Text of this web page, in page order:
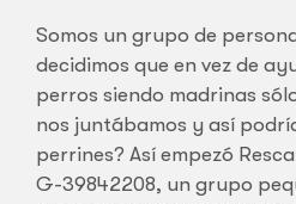
Somos un grupo de
decidimos que en vez de
perros siendo madrinas
nos juntábamos y así
perrines? Así empezó
G-39842208, un grupo